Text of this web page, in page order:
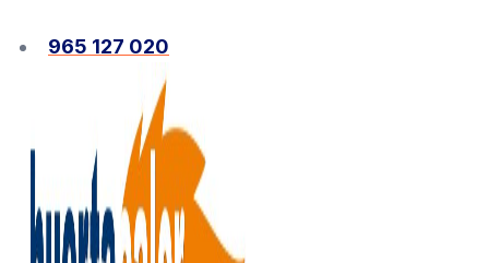
al
965 127 020